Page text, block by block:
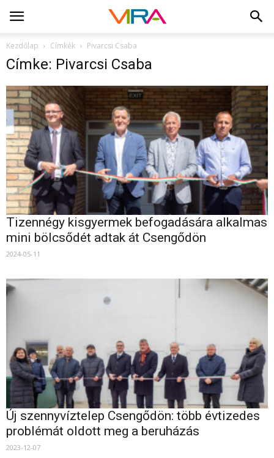
Kezdőlap Címkék Pivarcsi Csaba
Címke: Pivarcsi Csaba
Tizennégy kisgyermek befogadására alkalmas
mini bölcsődét adtak át Csengődön
2024-05-11
Új szennyvíztelep Csengődön: több évtizedes
problémát oldott meg a beruházás
2023-12-07